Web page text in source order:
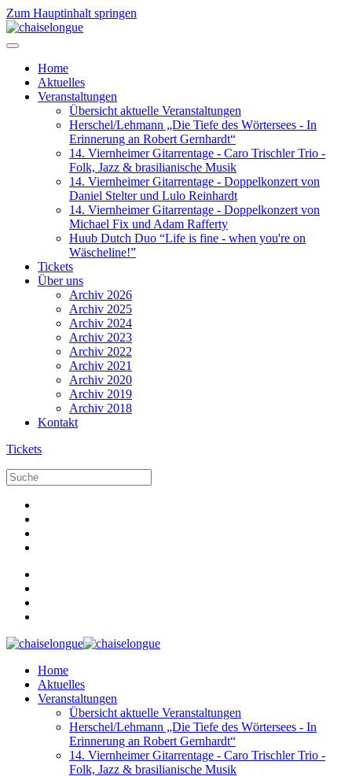
Zum Hauptinhalt springen
Home
Aktuelles
Veranstaltungen
Übersicht aktuelle Veranstaltungen
Herschel/Lehmann „Die Tiefe des Wörtersees - In
Erinnerung an Robert Gernhardt“
14. Viernheimer Gitarrentage - Caro Trischler Trio -
Folk, Jazz & brasilianische Musik
14. Viernheimer Gitarrentage - Doppelkonzert von
Daniel Stelter und Lulo Reinhardt
14. Viernheimer Gitarrentage - Doppelkonzert von
Michael Fix und Adam Rafferty
Huub Dutch Duo “Life is fine - when you're on
Wäscheline!”
Tickets
Über uns
Archiv 2026
Archiv 2025
Archiv 2024
Archiv 2023
Archiv 2022
Archiv 2021
Archiv 2020
Archiv 2019
Archiv 2018
Kontakt
Tickets
Home
Aktuelles
Veranstaltungen
Übersicht aktuelle Veranstaltungen
Herschel/Lehmann „Die Tiefe des Wörtersees - In
Erinnerung an Robert Gernhardt“
14. Viernheimer Gitarrentage - Caro Trischler Trio -
Folk, Jazz & brasilianische Musik